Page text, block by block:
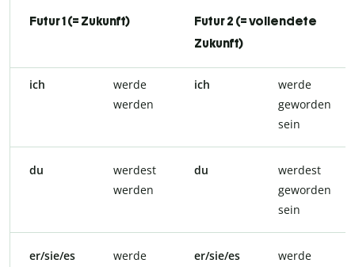
Futur 1 (= Zukunft)
Futur 2 (= vollendete
Zukunft)
ich
werde
werden
ich
werde
geworden
sein
du
werdest
werden
du
werdest
geworden
sein
er/sie/es
werde
er/sie/es
werde